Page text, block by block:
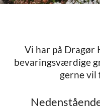
Vi har på Dragør
bevaringsværdige
gerne